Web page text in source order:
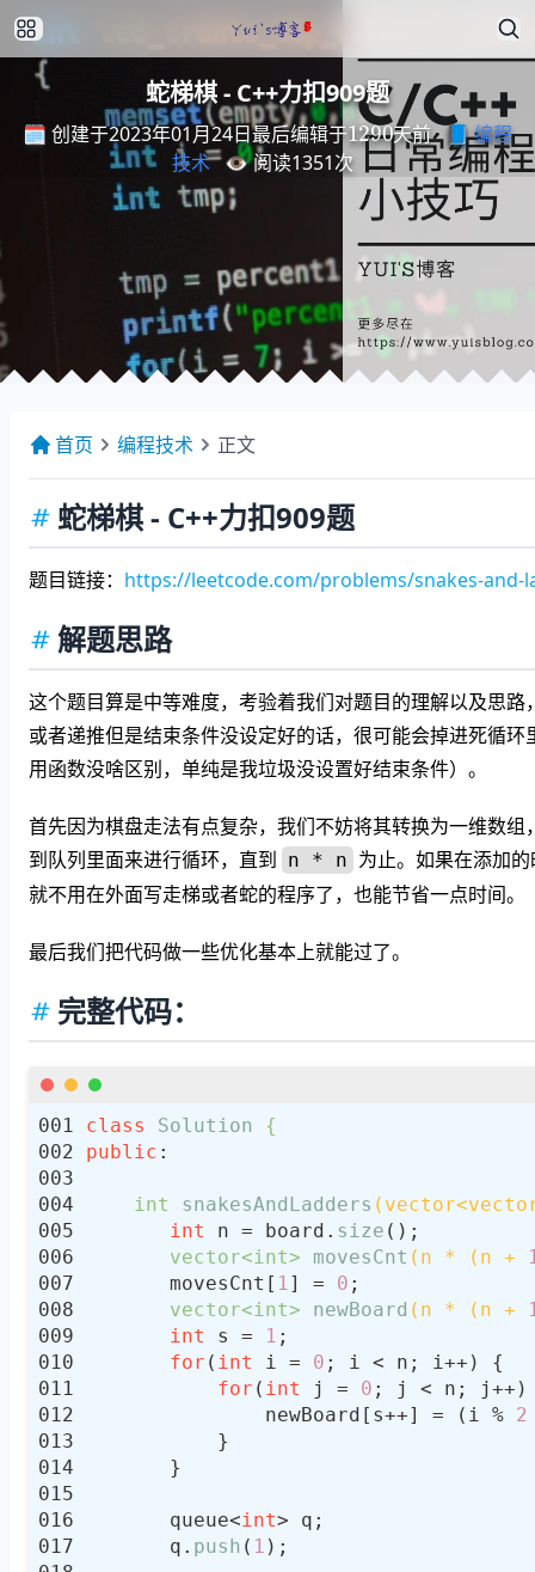
蛇梯棋 - C++力扣909题
🗓️ 创建于2023年01月24日最 后 编 辑于 天前
最后编辑于1290
天前
📘编程
技术 👁️ 阅读1351次
首页 编程技术 正文
蛇梯棋 - C++力扣909题
题目链接： https://leetcode.com/problems/snakes-
解题思路
这个题目算是中等难度，考验着我们对题目的理解以及思
或者递推但是结束条件没设定好的话，很可能会掉进死循
用函数没啥区别，单纯是我垃圾没设置好结束条件）。
首先因为棋盘走法有点复杂，我们不妨将其转换为一维数
到队列里面来进行循环，直到 n * n 为止。如果在添加
就不用在外面写走梯或者蛇的程序了，也能节省一点时间。
最后我们把代码做一些优化基本上就能过了。
完整代码：
class Solution {
public
int snakesAndLadders
int
n = board. size
vector<int> movesCnt (n * (n +
       movesCnt[
1] = 0
vector<int> newBoard (n * (n +
int
s = 1
for ( int i = 0
for ( int j = 0
               newBoard[s++] = (i %
2
       queue<
int
       q.
push ( 1